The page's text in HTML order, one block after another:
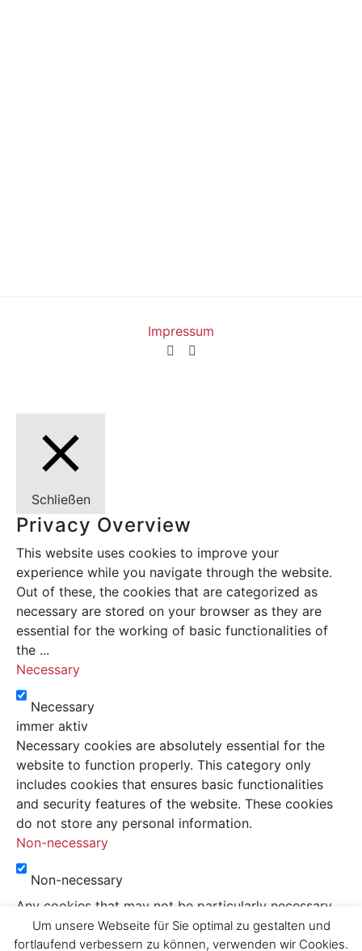
Impressum
Um unsere Webseite für Sie optimal zu gestalten und
fortlaufend verbessern zu können, verwenden wir Cookies.
Schließen
Privacy Overview
This website uses cookies to improve your
experience while you navigate through the website.
Out of these, the cookies that are categorized as
necessary are stored on your browser as they are
essential for the working of basic functionalities of
the ...
Necessary
Necessary
immer aktiv
Necessary cookies are absolutely essential for the
website to function properly. This category only
includes cookies that ensures basic functionalities
and security features of the website. These cookies
do not store any personal information.
Non-necessary
Non-necessary
Any cookies that may not be particularly necessary
for the website to function and is used specifically to
collect user personal data via analytics, ads, other